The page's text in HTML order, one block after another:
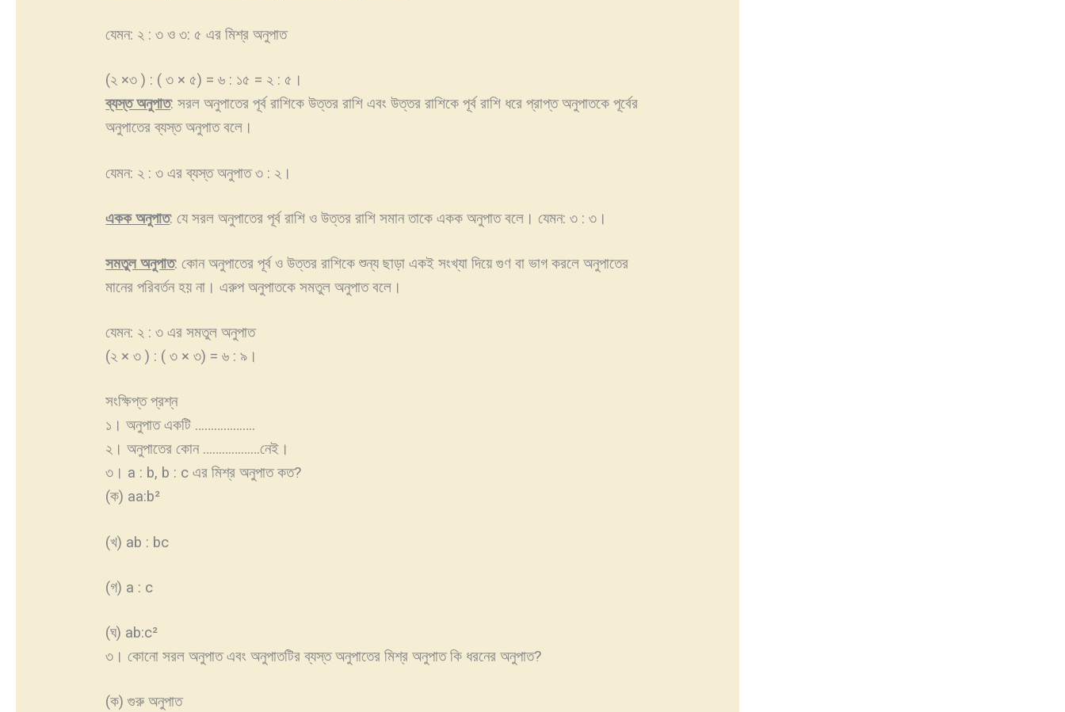
যেমন: ২ : ৩ ও ৩: ৫ এর মিশ্র অনুপাত
(২ ×৩ ) : ( ৩ × ৫) = ৬ : ১৫ = ২ : ৫।
ব্যস্ত অনুপাত: সরল অনুপাতের পূর্ব রাশিকে উত্তর রাশি এবং উত্তর রাশিকে পূর্ব রাশি ধরে প্রাপ্ত অনুপাতকে পূর্বের
অনুপাতের ব্যস্ত অনুপাত বলে।
যেমন: ২ : ৩ এর ব্যস্ত অনুপাত ৩ : ২।
একক অনুপাত: যে সরল অনুপাতের পূর্ব রাশি ও উত্তর রাশি সমান তাকে একক অনুপাত বলে। যেমন: ৩ : ৩।
সমতুল অনুপাত: কোন অনুপাতের পূর্ব ও উত্তর রাশিকে শুন্য ছাড়া একই সংখ্যা দিয়ে গুণ বা ভাগ করলে অনুপাতের
মানের পরিবর্তন হয় না। এরুপ অনুপাতকে সমতুল অনুপাত বলে।
যেমন: ২ : ৩ এর সমতুল অনুপাত
(২ × ৩ ) : ( ৩ × ৩) = ৬ : ৯।
সংক্ষিপ্ত প্রশ্ন
১। অনুপাত একটি ……………….
২। অনুপাতের কোন ………………নেই।
৩। a : b, b : c এর মিশ্র অনুপাত কত?
(ক) aa:b²
(খ) ab : bc
(গ) a : c
(ঘ) ab:c²
৩। কোনো সরল অনুপাত এবং অনুপাতটির ব্যস্ত অনুপাতের মিশ্র অনুপাত কি ধরনের অনুপাত?
(ক) গুরু অনুপাত